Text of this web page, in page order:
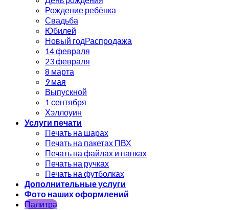
Рождение ребёнка
Свадьба
Юбилей
Новый год
14 февраля
23 февраля
8 марта
9 мая
Выпускной
1 сентября
Хэллоуин
Услуги печати
Печать на шарах
Печать на пакетах ПВХ
Печать на файлах и папках
Печать на ручках
Печать на футболках
Дополнительные услуги
Фото наших оформлений
Палитра